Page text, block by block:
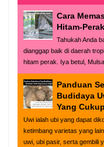
Cara
Hitam-
Tahukah Anda
dianggap baik di daerah
hitam perak. Iya betul,
Panduan
Budidaya
Yang
Uwi ialah ubi yang dapat
ketimbang varietas yang
uwi, ubi pasir, serta gembili